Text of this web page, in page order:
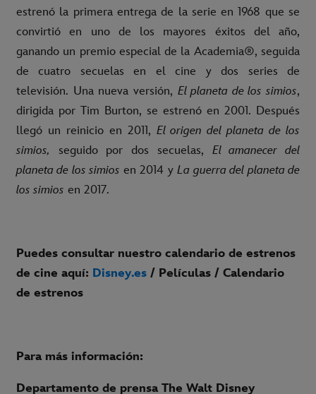
estrenó la primera entrega de la serie en 1968 que se
convirtió en uno de los mayores éxitos del año,
ganando un premio especial de la Academia®, seguida
de cuatro secuelas en el cine y dos series de
televisión. Una nueva versión, El planeta de los simios,
dirigida por Tim Burton, se estrenó en 2001. Después
llegó un reinicio en 2011, El origen del planeta de los
simios, seguido por dos secuelas, El amanecer del
planeta de los simios en 2014 yLa guerra del planeta de
los simios en 2017.
Puedes consultar nuestro calendario de estrenos
de cine aquí: Disney.es / Películas / Calendario
de estrenos
Para más información:
Departamento de prensa The Walt Disney